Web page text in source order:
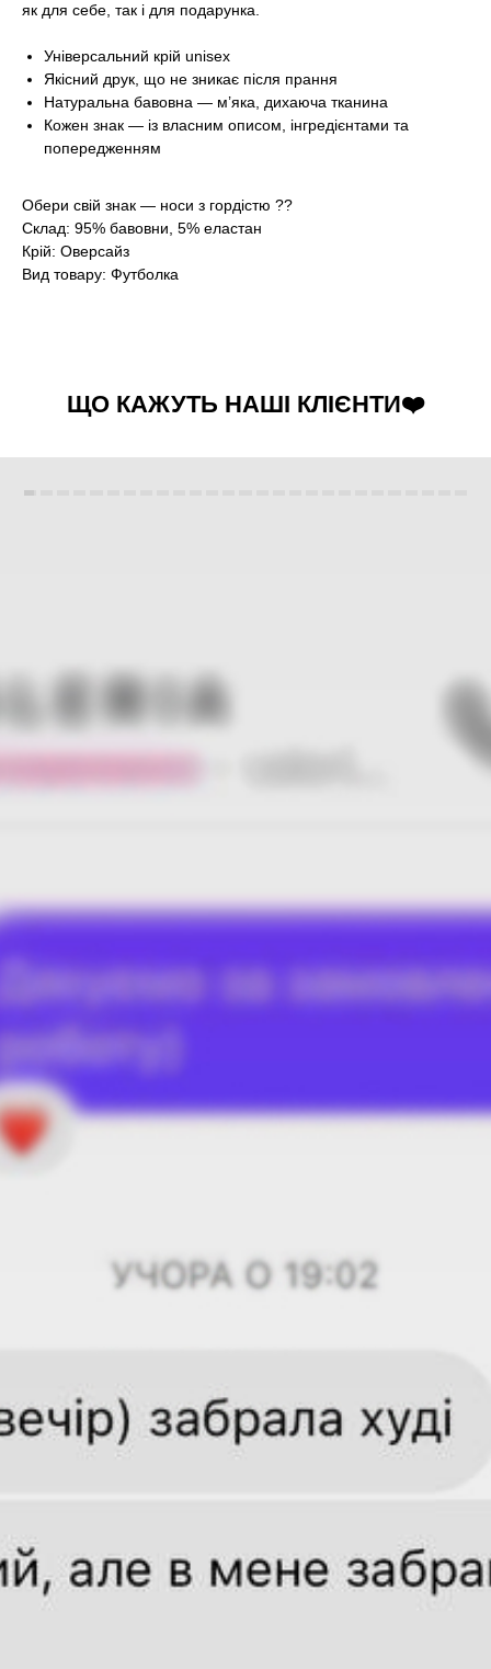
як для себе, так і для подарунка.
Універсальний крій unisex
Якісний друк, що не зникає після прання
Натуральна бавовна — м’яка, дихаюча тканина
Кожен знак — із власним описом, інгредієнтами та
попередженням
Обери свій знак — носи з гордістю ??
Склад: 95% бавовни, 5% еластан
Крій: Оверсайз
Вид товару: Футболка
ЩО КАЖУТЬ НАШІ КЛІЄНТИ❤️